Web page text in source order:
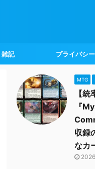
雑記 プライバシ
MTG
【統
『
収録
なカ